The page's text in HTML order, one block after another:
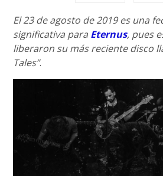
El 23 de agosto de 2019 es una
significativa para Eternus, pues
liberaron su más reciente disco
Tales”.